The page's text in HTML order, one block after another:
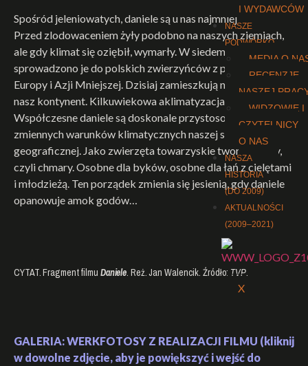
I WYDAWCÓW
NASZE
PODWÓRKO
MEDIA O
RECENZJE
NASZEJ
WIDZOWIE I
CZYTELNICY
O NAS
NASZA
HISTORIA
(DO 2009)
AKTUALNOŚCI
(2009–2021)
X
Spośród jeleniowatych, daniele są u nas najmniej znane.
Przed zlodowaceniem żyły podobno na naszych ziemiach,
ale gdy klimat się oziębił, wymarły. W siedemnastym wieku
sprowadzono je do polskich zwierzyńców z południowej
Europy i Azji Mniejszej. Dzisiaj zamieszkują niemal cały
nasz kontynent. Kilkuwiekowa aklimatyzacja dała efekty.
Współczesne daniele są doskonale przystosowane do
zmiennych warunków klimatycznych naszej strefy
geograficznej. Jako zwierzęta towarzyskie tworzą grupy,
czyli chmary. Osobne dla byków, osobne dla łań z cielętami
i młodzieżą. Ten porządek zmienia się jesienią, gdy daniele
opanowuje amok godów…
CYTAT. Fragment filmu Daniele. Reż. Jan Walencik. Źródło: TVP.
GALERIA: WERKFOTOSY Z REALIZACJI FILMU (kliknij
w dowolne zdjęcie, aby je powiększyć i wejść do